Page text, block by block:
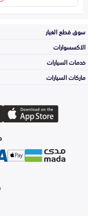
سوق قطع الغيار
الاكسسوارات
خدمات السيارات
ماركات السيارات